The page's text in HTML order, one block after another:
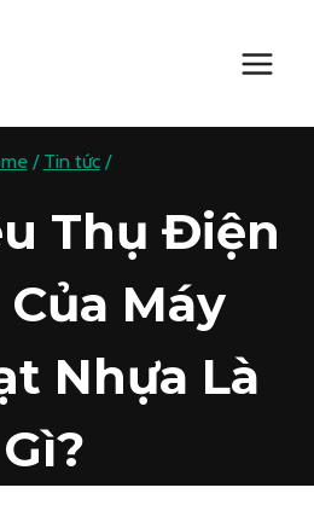
/ Tin tức /
Thụ Điện
Máy
Nhựa Là
Gì?